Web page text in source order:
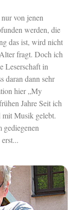
von jenen
werden, die
das ist, wird nicht
fragt. Doch ich
Leserschaft in
daran dann sehr
hier „My
Jahre Seit ich
mit Musik gelebt.